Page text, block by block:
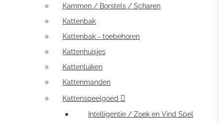
Kammen / Borstels / Scharen
Kattenbak
Kattenbak - toebehoren
Kattenhuisjes
Kattenluiken
Kattenmanden
Kattenspeelgoed
Intelligentie / Zoek en Vind Spel